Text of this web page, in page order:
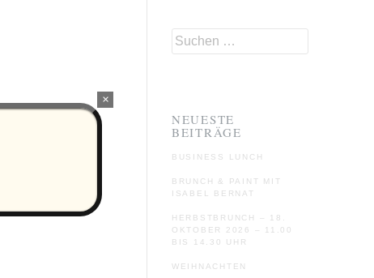
NACH:
NEUESTE
BEITRÄGE
BUSINESS LUNCH
BRUNCH & PAINT MIT
ISABEL BERNAT
HERBSTBRUNCH – 18.
OKTOBER 2026 – 11.00
BIS 14.30 UHR
WEIHNACHTEN
×